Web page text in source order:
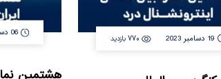
770 بازدید
06 دسامبر 2023